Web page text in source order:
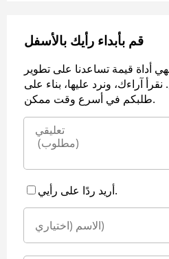
قم بأبداء رأيك بالأسفل
أداة قيمة تساعدنا على تطوير
آراءك، ونرد عليها، بناء على
طلبكم في أسرع وقت ممكن.
أريد ردًا على رأيي.